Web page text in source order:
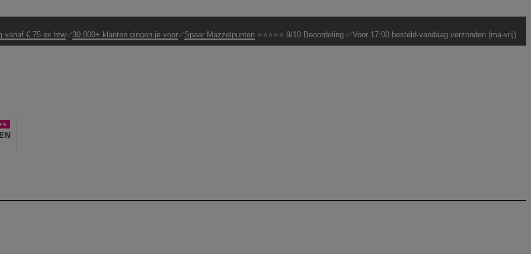
vanaf € 75 ex btw✅30.000+ klanten gingen je voor✅Spaar Mazzelpunten ⭐⭐⭐⭐⭐ 9/10 Beoordeling ✅Voor 17:00 besteld-vandaag verzonden (ma-vrij)